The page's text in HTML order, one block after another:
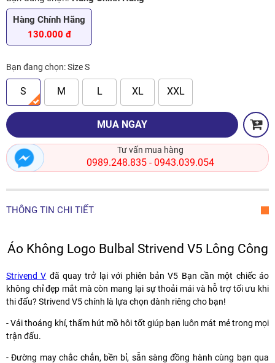
Hàng Chính Hãng
130.000 đ
Bạn đang chọn:Size S
S M L XL XXL
MUA NGAY
Tư vấn mua hàng
0989.248.835- 0943.039.054
THÔNG TIN CHI TIẾT
Áo Không Logo Bulbal Strivend V5 Lông Công
Strivend V đã quay trở lại với phiên bản V5 Bạn cần một chiếc áo
không chỉ đẹp mắt mà còn mang lại sự thoải mái và hỗ trợ tối ưu khi
thi đấu? Strivend V5 chính là lựa chọn dành riêng cho bạn!
️- Vải thoáng khí, thấm hút mồ hôi tốt giúp bạn luôn mát mẻ trong mọi
trận đấu.
️- Đường may chắc chắn, bền bỉ, sẵn sàng đồng hành cùng bạn qua